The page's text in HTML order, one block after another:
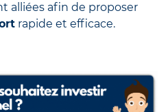
alliées afin de proposer
rapide et efficace.